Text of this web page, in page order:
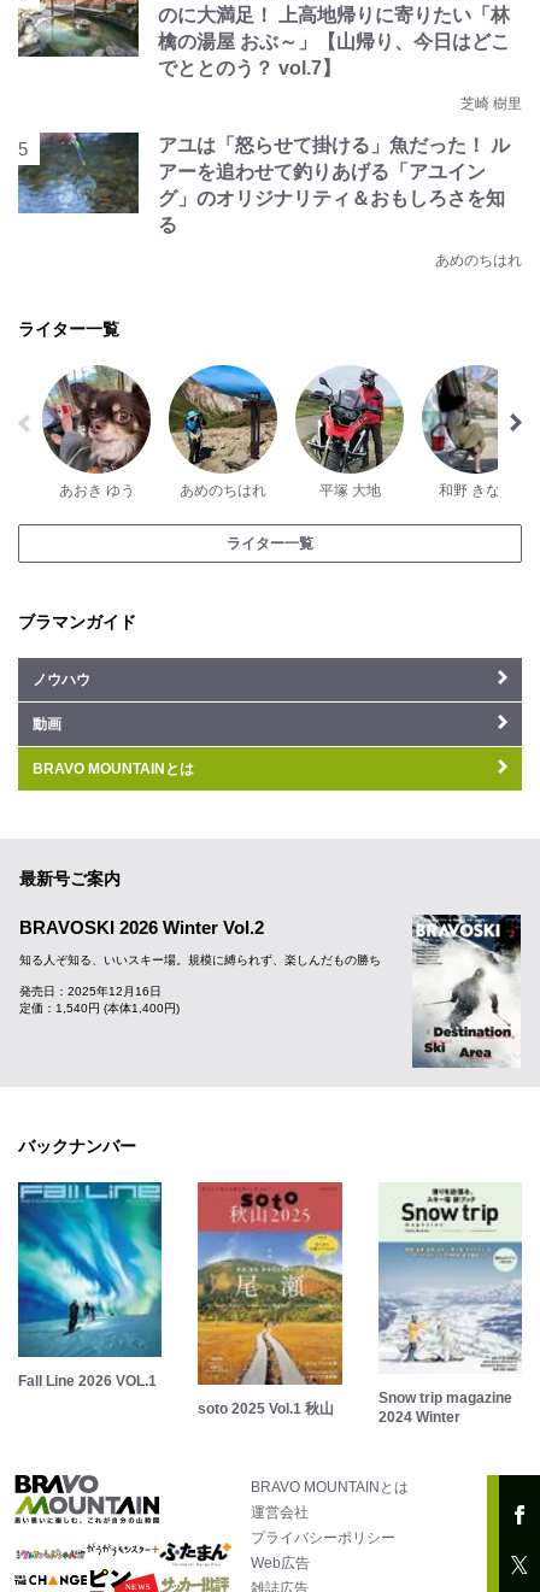
のに大満足！ 上高地帰りに寄りたい「林
檎の湯屋 おぶ～」【山帰り、今日はどこ
でととのう？ vol.7】
芝崎 樹里
アユは「怒らせて掛ける」魚だった！ ル
アーを追わせて釣りあげる「アユイン
グ」のオリジナリティ＆おもしろさを知
る
あめのちはれ
ライター一覧
あおき ゆう あめのちはれ 平塚 大地 和野 きなこ
ライター一覧
ブラマンガイド
ノウハウ
動画
BRAVO MOUNTAINとは
最新号ご案内
BRAVOSKI 2026 Winter Vol.2
知る人ぞ知る、いいスキー場。規模に縛られず、楽しんだもの勝ち
発売日：2025年12月16日
定価：1,540円 (本体1,400円)
バックナンバー
Fall Line 2026 VOL.1
soto 2025 Vol.1 秋山
Snow trip magazine
2024 Winter
BRAVO MOUNTAINとは
運営会社
プライバシーポリシー
Web広告
雑誌広告